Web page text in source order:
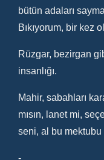
bütün adaları
Bıkıyorum, bir kez
Rüzgar, bezirgan
insanlığı.
Mahir, sabahları
mısın, lanet mi,
seni, al bu mektubu